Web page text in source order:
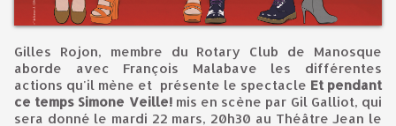
Gilles Rojon, membre du Rotary Club de Manosque
aborde avec François Malabave les différentes
actions qu'il mène et présente le spectacle Et pendant
ce temps Simone Veille! mis en scène par Gil Galliot, qui
sera donné le mardi 22 mars, 20h30 au Théâtre Jean le